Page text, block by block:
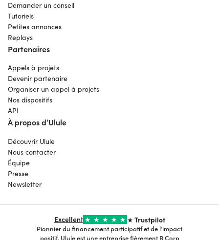
Demander un conseil
Tutoriels
Petites annonces
Replays
Partenaires
Appels à projets
Devenir partenaire
Organiser un appel à projets
Nos dispositifs
API
À propos d’Ulule
Découvrir Ulule
Nous contacter
Équipe
Presse
Newsletter
Excellent ★ ★ ★ ★ ★ ★ Trustpilot
Pionnier du financement participatif et de l’impact
positif, Ulule est une entreprise fièrement B Corp